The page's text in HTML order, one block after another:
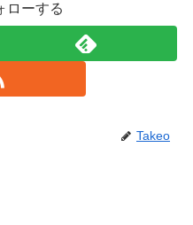
ローする
Takeo